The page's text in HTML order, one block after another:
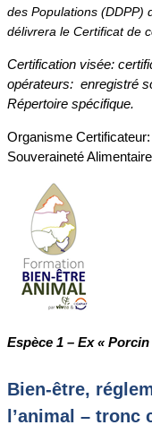
des Populations (DDPP)
délivrera le Certificat de
Certification visée:
opérateurs: enregistré
Répertoire spécifique.
Organisme
Souveraineté
Espèce 1 – Ex « Porcin
Bien-être,
l’animal – tronc